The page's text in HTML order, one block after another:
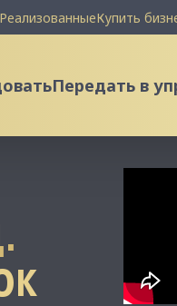
РеализованныеКупить
Передать в